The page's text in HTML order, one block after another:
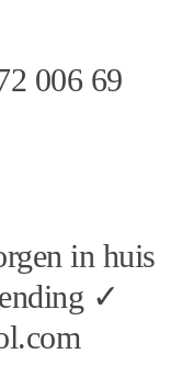
006 69
in huis
✓